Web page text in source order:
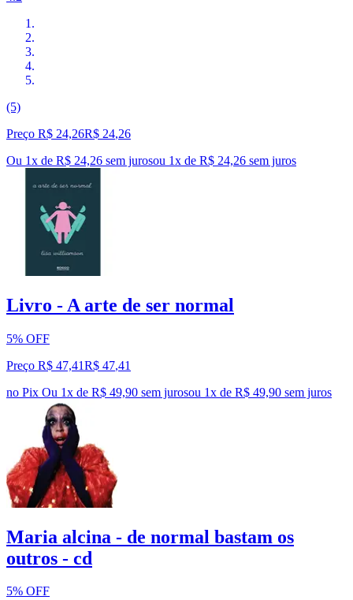
(5)
Preço R$ 24,26R$ 24,26
Ou 1x de R$ 24,26 sem jurosou 1x de R$ 24,26 sem juros
Livro - A arte de ser normal
5% OFF
Preço R$ 47,41R$ 47,41
no Pix Ou 1x de R$ 49,90 sem jurosou 1x de R$ 49,90 sem juros
Maria alcina - de normal bastam os
outros - cd
5% OFF